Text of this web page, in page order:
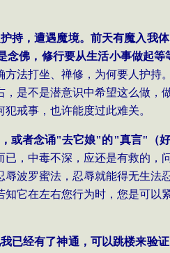
持，遭遇魔境。前天有魔入我
念佛，修行要从生活小事做起
方法打坐、禅修，为何要人护持
是不是潜意识中希望这么做
戒事，也许能度过此难关。
或者念诵"去它娘"的"真言" （
，中毒不深，应还是有救的
波罗蜜法，忍辱就能得无生
它在左右您行为时，您是可
已经有了神通，可以跳楼来验